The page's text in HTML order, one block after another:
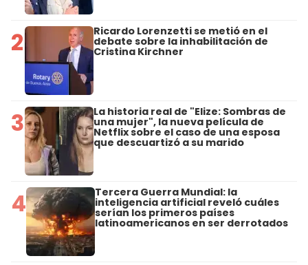
2 Ricardo Lorenzetti se metió en el
debate sobre la inhabilitación de
Cristina Kirchner
3 La historia real de "Elize: Sombras de
una mujer", la nueva película de
Netflix sobre el caso de una esposa
que descuartizó a su marido
4 Tercera Guerra Mundial: la
inteligencia artificial reveló cuáles
serían los primeros países
latinoamericanos en ser derrotados